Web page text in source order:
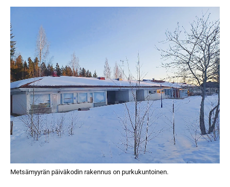
Metsämyyrän päiväkodin rakennus on purkukuntoinen.